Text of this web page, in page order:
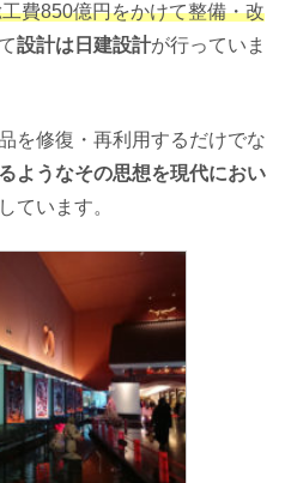
費850億円をかけて整備・改
設計は日建設計が行っていま
を修復・再利用するだけでな
ようなその思想を現代におい
ています。